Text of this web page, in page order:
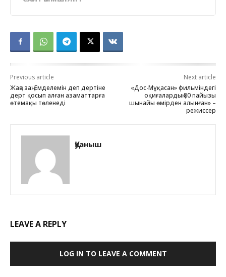
Previous article
Жаңа заң: Емделемін деп дертіне
дерт қосып алған азаматтарға
өтемақы төленеді
Next article
«Дос-Мұқасан» фильміндегі
оқиғалардың 80 пайызы
шынайы өмірден алынған» –
режиссер
Қуаныш
LEAVE A REPLY
LOG IN TO LEAVE A COMMENT